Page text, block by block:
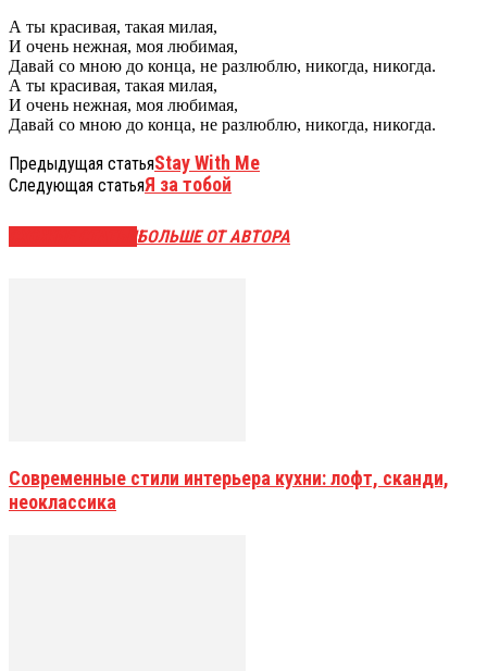
А ты красивая, такая милая,
И очень нежная, моя любимая,
Давай со мною до конца, не разлюблю, никогда, никогда.
А ты красивая, такая милая,
И очень нежная, моя любимая,
Давай со мною до конца, не разлюблю, никогда, никогда.
Предыдущая статьяStay With Me
Следующая статьяЯ за тобой
БОЛЬШЕ ОТ АВТОРА
Современные стили интерьера кухни: лофт, сканди,
неоклассика